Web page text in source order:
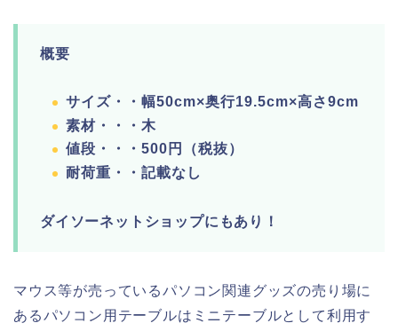
概要
サイズ・・幅50cm×奥行19.5cm×高さ9cm
素材・・・木
値段・・・500円（税抜）
耐荷重・・記載なし
ダイソーネットショップにもあり！
マウス等が売っているパソコン関連グッズの売り場に
あるパソコン用テーブルはミニテーブルとして利用す